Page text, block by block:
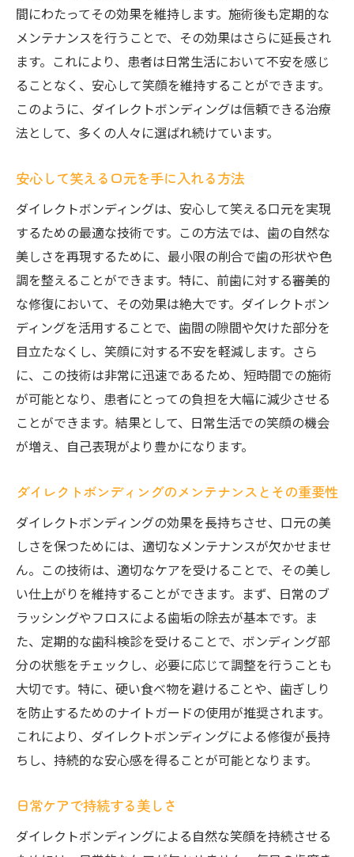
間にわたってその効果を維持します。施術後も定期的な
メンテナンスを行うことで、その効果はさらに延長され
ます。これにより、患者は日常生活において不安を感じ
ることなく、安心して笑顔を維持することができます。
このように、ダイレクトボンディングは信頼できる治療
法として、多くの人々に選ばれ続けています。
安心して笑える口元を手に入れる方法
ダイレクトボンディングは、安心して笑える口元を実現
するための最適な技術です。この方法では、歯の自然な
美しさを再現するために、最小限の削合で歯の形状や色
調を整えることができます。特に、前歯に対する審美的
な修復において、その効果は絶大です。ダイレクトボン
ディングを活用することで、歯間の隙間や欠けた部分を
目立たなくし、笑顔に対する不安を軽減します。さら
に、この技術は非常に迅速であるため、短時間での施術
が可能となり、患者にとっての負担を大幅に減少させる
ことができます。結果として、日常生活での笑顔の機会
が増え、自己表現がより豊かになります。
ダイレクトボンディングのメンテナンスとその重要性
ダイレクトボンディングの効果を長持ちさせ、口元の美
しさを保つためには、適切なメンテナンスが欠かせませ
ん。この技術は、適切なケアを受けることで、その美し
い仕上がりを維持することができます。まず、日常のブ
ラッシングやフロスによる歯垢の除去が基本です。ま
た、定期的な歯科検診を受けることで、ボンディング部
分の状態をチェックし、必要に応じて調整を行うことも
大切です。特に、硬い食べ物を避けることや、歯ぎしり
を防止するためのナイトガードの使用が推奨されます。
これにより、ダイレクトボンディングによる修復が長持
ちし、持続的な安心感を得ることが可能となります。
日常ケアで持続する美しさ
ダイレクトボンディングによる自然な笑顔を持続させる